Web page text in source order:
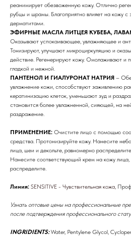
реанимирует обезвоженную кожу. Отлично
рубцы и шрамы. Благоприятно влияет на кожу с
дерматитами.
ЭФИРНЫЕ МАСЛА ЛИТЦЕЯ КУБЕБА,
Оказывают успокаивающее, увлажняющее и
Тонизируют, улучшают микроциркуляцию и
действие. Регенерируют кожу. Омолаживают и
гладкой и нежной.
ПАНТЕНОЛ И ГИАЛУРОНАТ НАТРИЯ –
увлажнение кожи, способствуют заживлению
кератинизацию клеток, уменьшают зуд и
становится более увлажненной, сияющей, на
раздражение.
ПРИМЕНЕНИЕ: Очистите лицо с помощью
средства. Протонизируйте кожу. Нанесите
лица, шеи и декольте, равномерно
Нанесите соответствующий крем на кожу
распределите.
Линия: SENSITIVE - Чувствительная кожа,
Узнать оптовые цены на профессиональные
после подтверждения профессионального
INGRIDIENTS:Water, Pentylene Glycol,
Профессиональная
косметика
Препараты